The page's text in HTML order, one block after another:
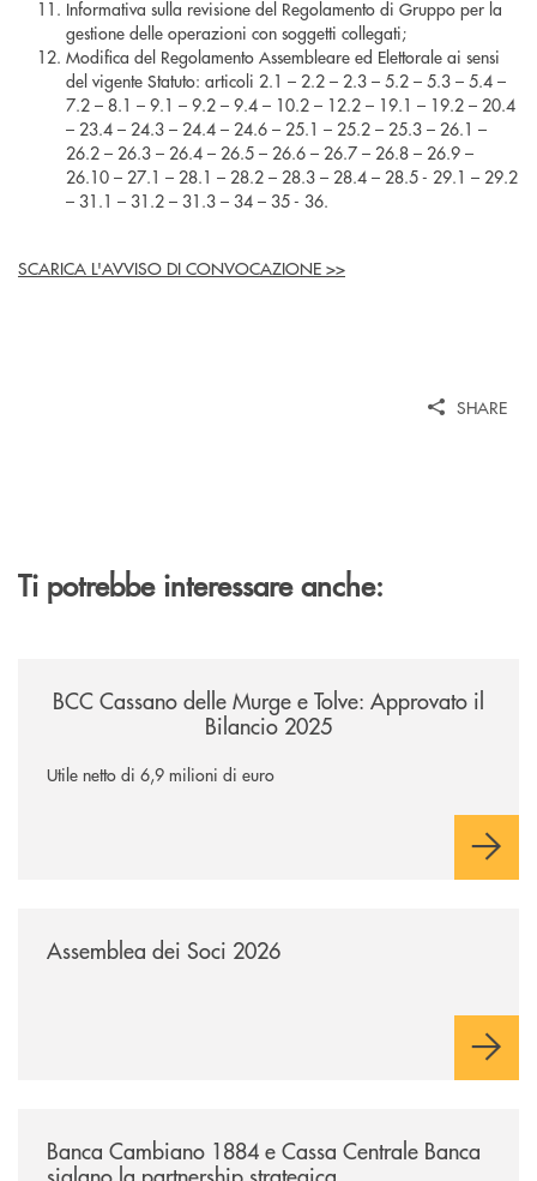
Informativa sulla revisione del Regolamento di Gruppo per la
gestione delle operazioni con soggetti collegati;
Modifica del Regolamento Assembleare ed Elettorale ai sensi
del vigente Statuto: articoli 2.1 – 2.2 – 2.3 – 5.2 – 5.3 – 5.4 –
7.2 – 8.1 – 9.1 – 9.2 – 9.4 – 10.2 – 12.2 – 19.1 – 19.2 – 20.4
– 23.4 – 24.3 – 24.4 – 24.6 – 25.1 – 25.2 – 25.3 – 26.1 –
26.2 – 26.3 – 26.4 – 26.5 – 26.6 – 26.7 – 26.8 – 26.9 –
26.10 – 27.1 – 28.1 – 28.2 – 28.3 – 28.4 – 28.5 - 29.1 – 29.2
– 31.1 – 31.2 – 31.3 – 34 – 35 - 36.
SCARICA L'AVVISO DI CONVOCAZIONE >>
SHARE
Ti potrebbe interessare anche:
BCC Cassano delle Murge e Tolve: Approvato il
Bilancio 2025
Utile netto di 6,9 milioni di euro
Assemblea dei Soci 2026
Banca Cambiano 1884 e Cassa Centrale Banca